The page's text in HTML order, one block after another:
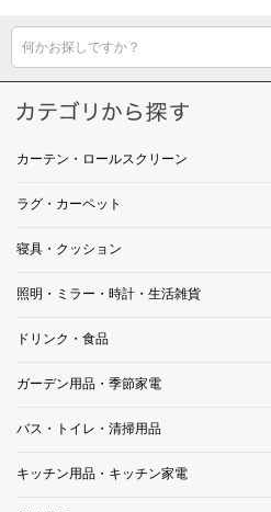
何かお探しですか？
カーテン・ロールスクリーン
ラグ・カーペット
寝具・クッション
照明・ミラー・時計・生活雑貨
ドリンク・食品
ガーデン用品・季節家電
バス・トイレ・清掃用品
キッチン用品・キッチン家電